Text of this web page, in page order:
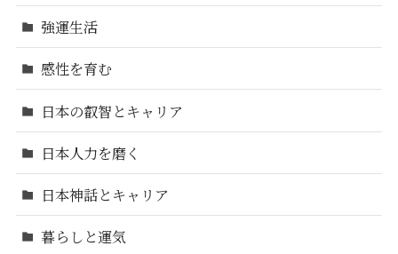
強運生活
感性を育む
日本の叡智とキャリア
日本人力を磨く
日本神話とキャリア
暮らしと運気